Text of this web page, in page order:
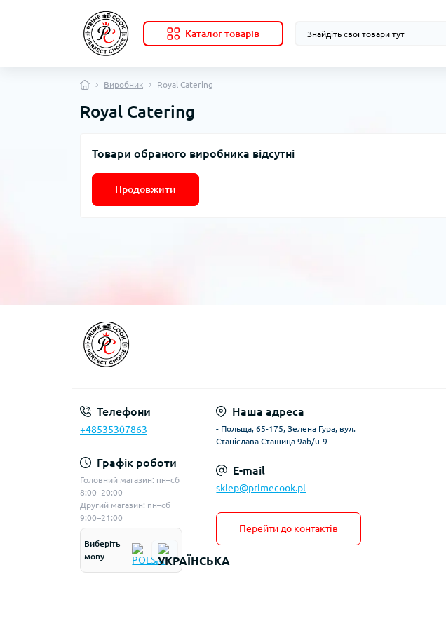
Каталог товарів
Виробник Royal Catering
Royal Catering
Товари обраного виробника відсутні
Продовжити
Телефони
+48535307863
Графік роботи
Головний магазин: пн–сб
8:00–20:00
Другий магазин: пн–сб
9:00–21:00
Виберіть
мову
Наша адреса
- Польща, 65-175, Зелена Гура, вул.
Станіслава Сташица 9ab/u-9
E-mail
sklep@primecook.pl
Перейти до контактів